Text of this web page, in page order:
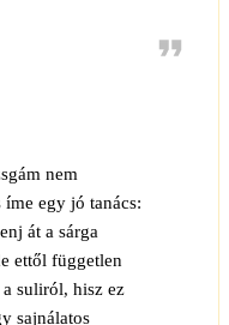
nem
egy jó tanács:
át a sárga
ettől független
suliról, hisz ez
sajnálatos